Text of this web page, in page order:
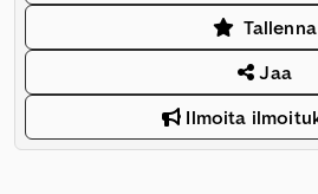
Tallenna
Jaa
Ilmoita